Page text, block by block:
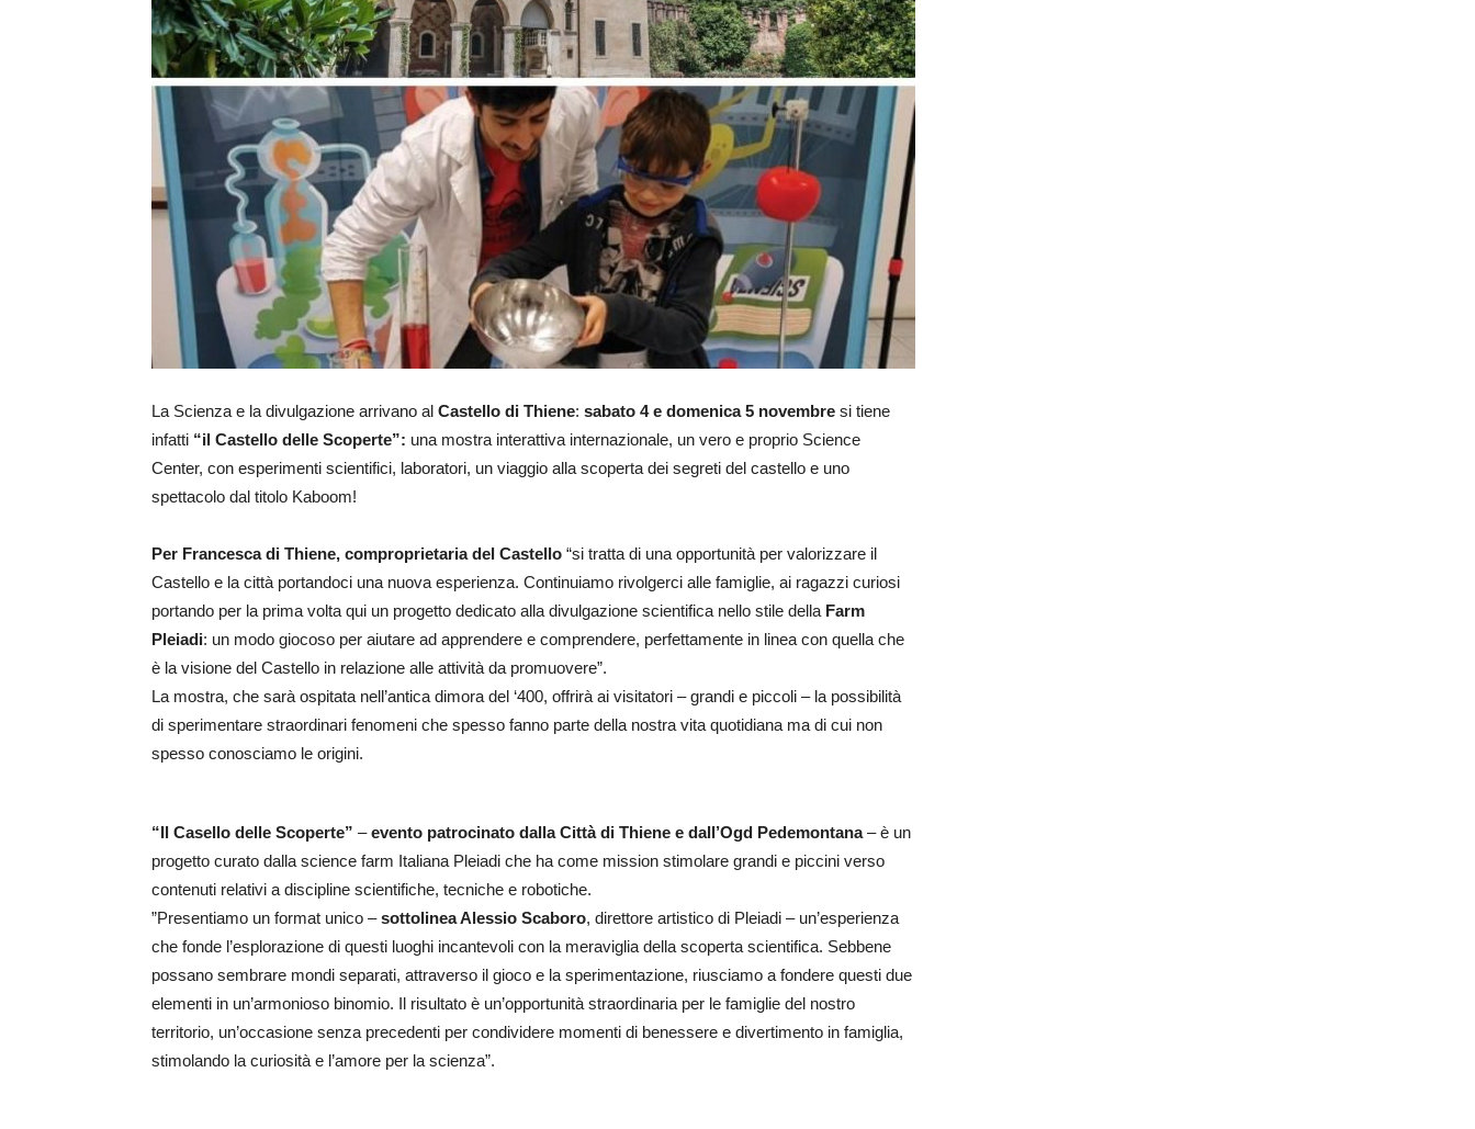
La Scienza e la divulgazione arrivano al Castello di Thiene: sabato 4 e domenica 5 novembre si tiene
infatti “il Castello delle Scoperte”: una mostra interattiva internazionale, un vero e proprio Science
Center, con esperimenti scientifici, laboratori, un viaggio alla scoperta dei segreti del castello e uno
spettacolo dal titolo Kaboom!
Per Francesca di Thiene, comproprietaria del Castello “si tratta di una opportunità per valorizzare il
Castello e la città portandoci una nuova esperienza. Continuiamo rivolgerci alle famiglie, ai ragazzi curiosi
portando per la prima volta qui un progetto dedicato alla divulgazione scientifica nello stile della Farm
Pleiadi: un modo giocoso per aiutare ad apprendere e comprendere, perfettamente in linea con quella che
è la visione del Castello in relazione alle attività da promuovere”.
La mostra, che sarà ospitata nell’antica dimora del ‘400, offrirà ai visitatori – grandi e piccoli – la possibilità
di sperimentare straordinari fenomeni che spesso fanno parte della nostra vita quotidiana ma di cui non
spesso conosciamo le origini.
“Il Casello delle Scoperte” –evento patrocinato dalla Città di Thiene e dall’Ogd Pedemontana– è un
progetto curato dalla science farm Italiana Pleiadi che ha come mission stimolare grandi e piccini verso
contenuti relativi a discipline scientifiche, tecniche e robotiche.
”Presentiamo un format unico –sottolinea Alessio Scaboro, direttore artistico di Pleiadi – un’esperienza
che fonde l’esplorazione di questi luoghi incantevoli con la meraviglia della scoperta scientifica. Sebbene
possano sembrare mondi separati, attraverso il gioco e la sperimentazione, riusciamo a fondere questi due
elementi in un’armonioso binomio. Il risultato è un’opportunità straordinaria per le famiglie del nostro
territorio, un’occasione senza precedenti per condividere momenti di benessere e divertimento in famiglia,
stimolando la curiosità e l’amore per la scienza”.